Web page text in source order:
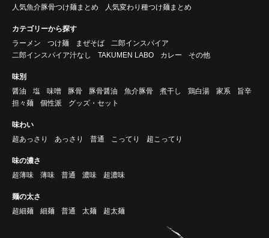
人気魚介豚骨つけ麺まとめ
人気変わり種つけ麺まとめ
カテゴリーから探す
ラーメン
つけ麺 まぜそば
二郎インスパイア
二郎インスパイア汁なし
TAKUMEN LABO カレー その他
味別
醤油
塩 味噌 豚骨 豚骨醤油 魚介豚骨 煮干し 鶏白湯 家系
旨辛
担々麺
個性派 グッズ・セット
味わい
超あっさり
あっさり 普通 こってり 超こってり
味の濃さ
超薄味
薄味 普通 濃味 超濃味
麺の太さ
超細麺
細麺 普通 太麺 超太麺